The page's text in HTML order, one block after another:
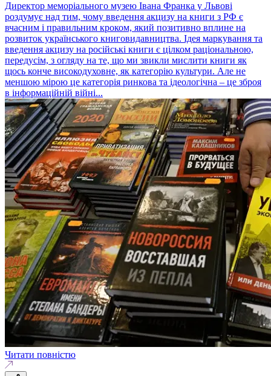
Директор меморіального музею Івана Франка у Львові
роздумує над тим, чому введення акцизу на книги з РФ є
вчасним і правильним кроком, який позитивно вплине на
розвиток українського книговидавництва. Ідея маркування та
введення акцизу на російські книги є цілком раціональною,
передусім, з огляду на те, що ми звикли мислити книги як
щось конче високодуховне, як категорію культури. Але не
меншою мірою це категорія ринкова та ідеологічна – це зброя
в інформаційній війні...
Читати повністю